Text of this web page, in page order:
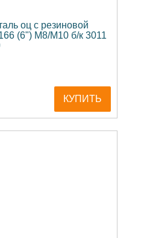
оц с резиновой
(6") М8/М10 б/к 3011
КУПИТЬ